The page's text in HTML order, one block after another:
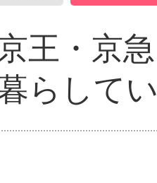
王・京
らして